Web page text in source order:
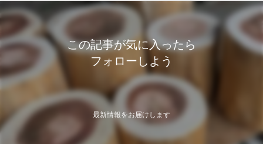
この記事が気に入ったら
フォローしよう
最新情報をお届けします